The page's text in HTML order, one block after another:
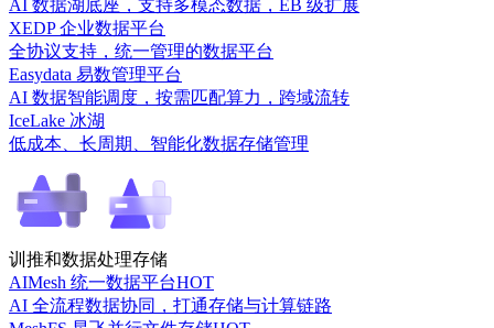
AI 数据湖底座，支持多模态数据，EB 级扩展
XEDP 企业数据平台
全协议支持，统一管理的数据平台
Easydata 易数管理平台
AI 数据智能调度，按需匹配算力，跨域流转
IceLake 冰湖
低成本、长周期、智能化数据存储管理
训推和数据处理存储
AIMesh 统一数据平台HOT
AI 全流程数据协同，打通存储与计算链路